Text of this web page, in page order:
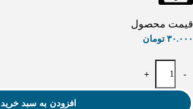
قیمت محصول
۳۰.۰۰۰ تومان
-
+
افزودن به سبد خرید